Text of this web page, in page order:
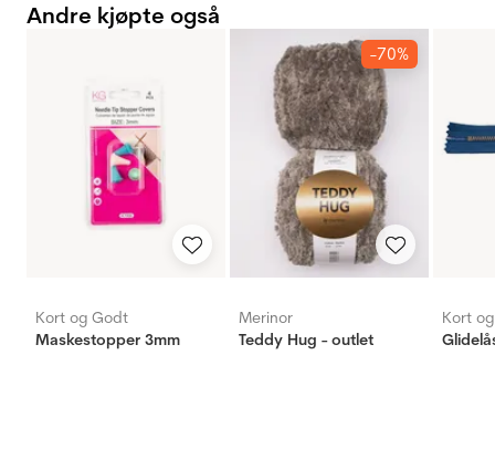
Andre kjøpte også
Kort og Godt
Maskestopper 3mm
-70%
Merinor
Teddy Hug - outlet
Kort